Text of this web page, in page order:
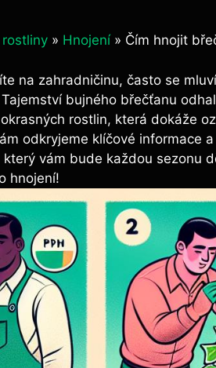
rostliny » Hnojení » Čím hnojit
na zahradničinu, často se
bujného ​břečťanu‍
rostlin, ‍která dokáže
odkryjeme klíčové informace
vám bude​ každou sezonu
hnojení!